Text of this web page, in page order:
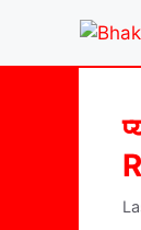
content